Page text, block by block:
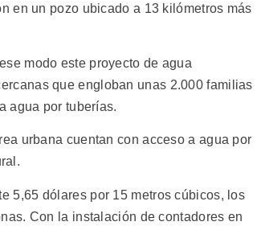
en un pozo ubicado a 13 kilómetros más
modo este proyecto de agua
que engloban unas 2.000 familias
agua por tuberías.
urbana cuentan con acceso a agua por
5,65 dólares por 15 metros cúbicos, los
Con la instalación de contadores en